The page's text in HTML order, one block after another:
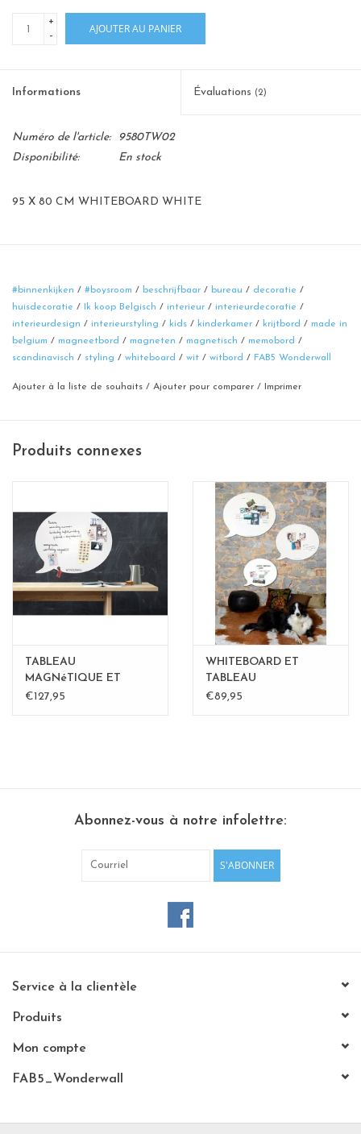
+
-
AJOUTER AU PANIER
Informations Évaluations (2)
Numéro de l'article:
9580TW02
Disponibilité:
En stock
95 X 80 CM WHITEBOARD WHITE
#binnenkijken / #boysroom / beschrijfbaar / bureau / decoratie /
huisdecoratie / Ik koop Belgisch / interieur / interieurdecoratie /
interieurdesign / interieurstyling / kids / kinderkamer / krijtbord / made in
belgium / magneetbord / magneten / magnetisch / memobord /
scandinavisch / styling / whiteboard / wit / witbord / FAB5 Wonderwall
Ajouter à la liste de souhaits / Ajouter pour comparer / Imprimer
Produits connexes
TABLEAU
MAGNéTIQUE ET
WHITEBOARD BULLE
€127,95
WHITEBOARD ET
TABLEAU
MAGNETIQUE BULLE
€89,95
Abonnez-vous à notre infolettre:
S'ABONNER
Service à la clientèle
Produits
Mon compte
FAB5_Wonderwall